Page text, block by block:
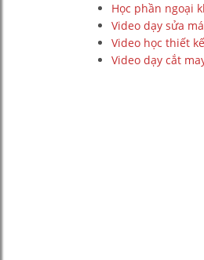
Học phần ngoại
Video dạy sửa
Video học thiết
Video dạy cắt